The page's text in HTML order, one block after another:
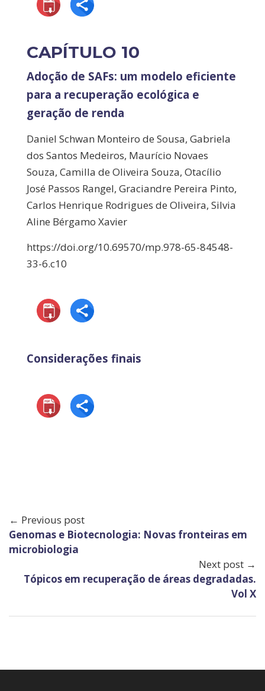
CAPÍTULO 10
Adoção de SAFs: um modelo eficiente
para a recuperação ecológica e
geração de renda
Daniel Schwan Monteiro de Sousa, Gabriela
dos Santos Medeiros, Maurício Novaes
Souza, Camilla de Oliveira Souza, Otacílio
José Passos Rangel, Graciandre Pereira Pinto,
Carlos Henrique Rodrigues de Oliveira, Silvia
Aline Bérgamo Xavier
https://doi.org/10.69570/mp.978-65-84548-
33-6.c10
Considerações finais
← Previous post
Genomas e Biotecnologia: Novas fronteiras em
microbiologia
Next post →
Tópicos em recuperação de áreas degradadas.
Vol X